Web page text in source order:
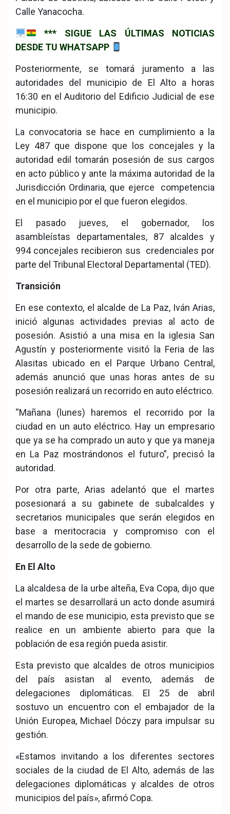
Calle Yanacocha.
*** SIGUE LAS ÚLTIMAS NOTICIAS
DESDE TU WHATSAPP
Posteriormente, se tomará juramento a las
autoridades del municipio de El Alto a horas
16:30 en el Auditorio del Edificio Judicial de ese
municipio.
La convocatoria se hace en cumplimiento a la
Ley 487 que dispone que los concejales y la
autoridad edil tomarán posesión de sus cargos
en acto público y ante la máxima autoridad de la
Jurisdicción Ordinaria, que ejerce competencia
en el municipio por el que fueron elegidos.
El pasado jueves, el gobernador, los
asambleístas departamentales, 87 alcaldes y
994 concejales recibieron sus credenciales por
parte del Tribunal Electoral Departamental (TED).
Transición
En ese contexto, el alcalde de La Paz, Iván Arias,
inició algunas actividades previas al acto de
posesión. Asistió a una misa en la iglesia San
Agustín y posteriormente visitó la Feria de las
Alasitas ubicado en el Parque Urbano Central,
además anunció que unas horas antes de su
posesión realizará un recorrido en auto eléctrico.
“Mañana (lunes) haremos el recorrido por la
ciudad en un auto eléctrico. Hay un empresario
que ya se ha comprado un auto y que ya maneja
en La Paz mostrándonos el futuro”, precisó la
autoridad.
Por otra parte, Arias adelantó que el martes
posesionará a su gabinete de subalcaldes y
secretarios municipales que serán elegidos en
base a meritocracia y compromiso con el
desarrollo de la sede de gobierno.
En El Alto
La alcaldesa de la urbe alteña, Eva Copa, dijo que
el martes se desarrollará un acto donde asumirá
el mando de ese municipio, esta previsto que se
realice en un ambiente abierto para que la
población de esa región pueda asistir.
Esta previsto que alcaldes de otros municipios
del país asistan al evento, además de
delegaciones diplomáticas. El 25 de abril
sostuvo un encuentro con el embajador de la
Unión Europea, Michael Dóczy para impulsar su
gestión.
«Estamos invitando a los diferentes sectores
sociales de la ciudad de El Alto, además de las
delegaciones diplomáticas y alcaldes de otros
municipios del país», afirmó Copa.